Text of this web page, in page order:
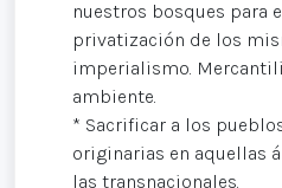
nuestros bosques para
privatización de los
imperialismo.
ambiente.
* Sacrificar a los
originarias en aquellas
las transnacionales.